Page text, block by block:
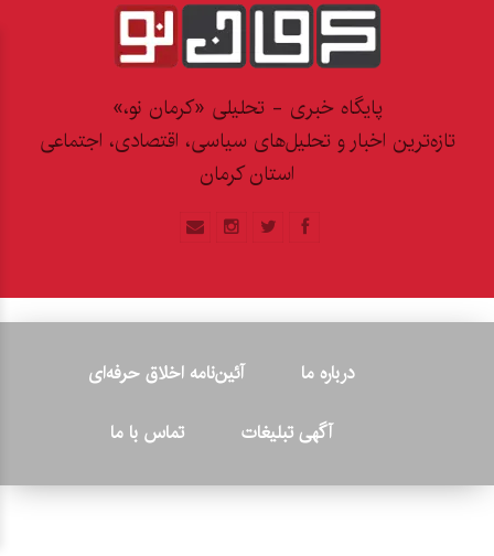
پایگاه خبری - تحلیلی «کرمان نو،»
تازه‌ترین اخبار و تحلیل‌های سیاسی، اقتصادی، اجتماعی
استان کرمان
درباره ما
آئین‌نامه اخلاق حرفه‌ای
آگهی تبلیغات
تماس با ما